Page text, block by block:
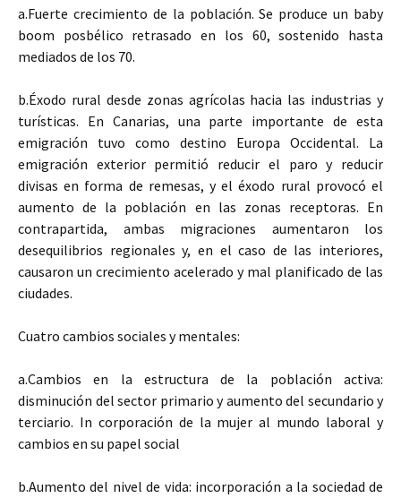
a.Fuerte crecimiento de la población. Se produce un baby
boom posbélico retrasado en los 60, sostenido hasta
mediados de los 70.
b.Éxodo rural desde zonas agrícolas hacia las industrias y
turísticas. En Canarias, una parte importante de esta
emigración tuvo como destino Europa Occidental. La
emigración exterior permitió reducir el paro y reducir
divisas en forma de remesas, y el éxodo rural provocó el
aumento de la población en las zonas receptoras. En
contrapartida, ambas migraciones aumentaron los
desequilibrios regionales y, en el caso de las interiores,
causaron un crecimiento acelerado y mal planificado de las
ciudades.
Cuatro cambios sociales y mentales:
a.Cambios en la estructura de la población activa:
disminución del sector primario y aumento del secundario y
terciario. In corporación de la mujer al mundo laboral y
cambios en su papel social
b.Aumento del nivel de vida: incorporación a la sociedad de